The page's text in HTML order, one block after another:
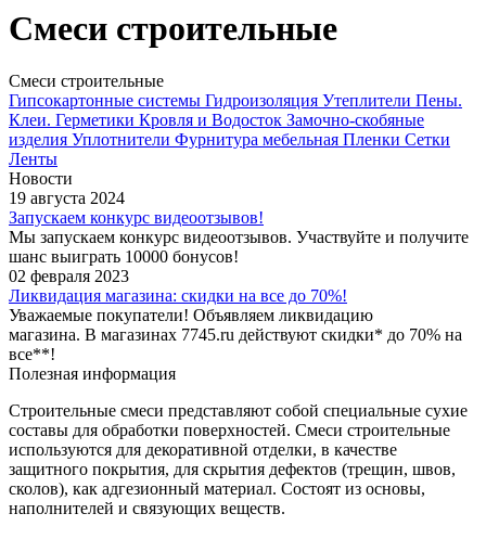
Смеси строительные
Смеси строительные
Гипсокартонные системы Гидроизоляция Утеплители Пены.
Клеи. Герметики Кровля и Водосток Замочно-скобяные
изделия Уплотнители Фурнитура мебельная Пленки Сетки
Ленты
Новости
19 августа 2024
Запускаем конкурс видеоотзывов!
Мы запускаем конкурс видеоотзывов. Участвуйте и получите
шанс выиграть 10000 бонусов!
02 февраля 2023
Ликвидация магазина: скидки на все до 70%!
Уважаемые покупатели! Объявляем ликвидацию
магазина. В магазинах 7745.ru действуют скидки* до 70% на
все**!
Полезная информация
Строительные смеси представляют собой специальные сухие
составы для обработки поверхностей. Смеси строительные
используются для декоративной отделки, в качестве
защитного покрытия, для скрытия дефектов (трещин, швов,
сколов), как адгезионный материал. Состоят из основы,
наполнителей и связующих веществ.